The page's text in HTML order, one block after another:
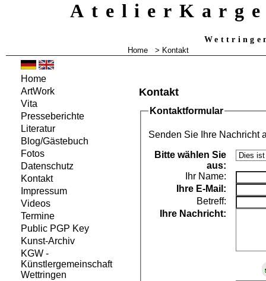
Home > Kontakt
Kontakt
Kontaktformular
Senden Sie Ihre Nachricht
Bitte wählen Sie
aus:
Ihr Name:
IhreE-Mail:
Betreff:
Ihre Nachricht:
Home
ArtWork
Vita
Presseberichte
Literatur
Blog/Gästebuch
Fotos
Datenschutz
Kontakt
Impressum
Videos
Termine
Public PGP Key
Kunst-Archiv
KGW -
Künstlergemeinschaft
Wettringen